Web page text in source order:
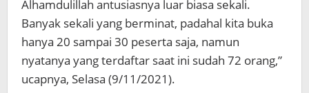
Alhamdulillah antusiasnya luar biasa sekali.
Banyak sekali yang berminat, padahal kita buka
hanya 20 sampai 30 peserta saja, namun
nyatanya yang terdaftar saat ini sudah 72 orang,”
ucapnya, Selasa (9/11/2021).